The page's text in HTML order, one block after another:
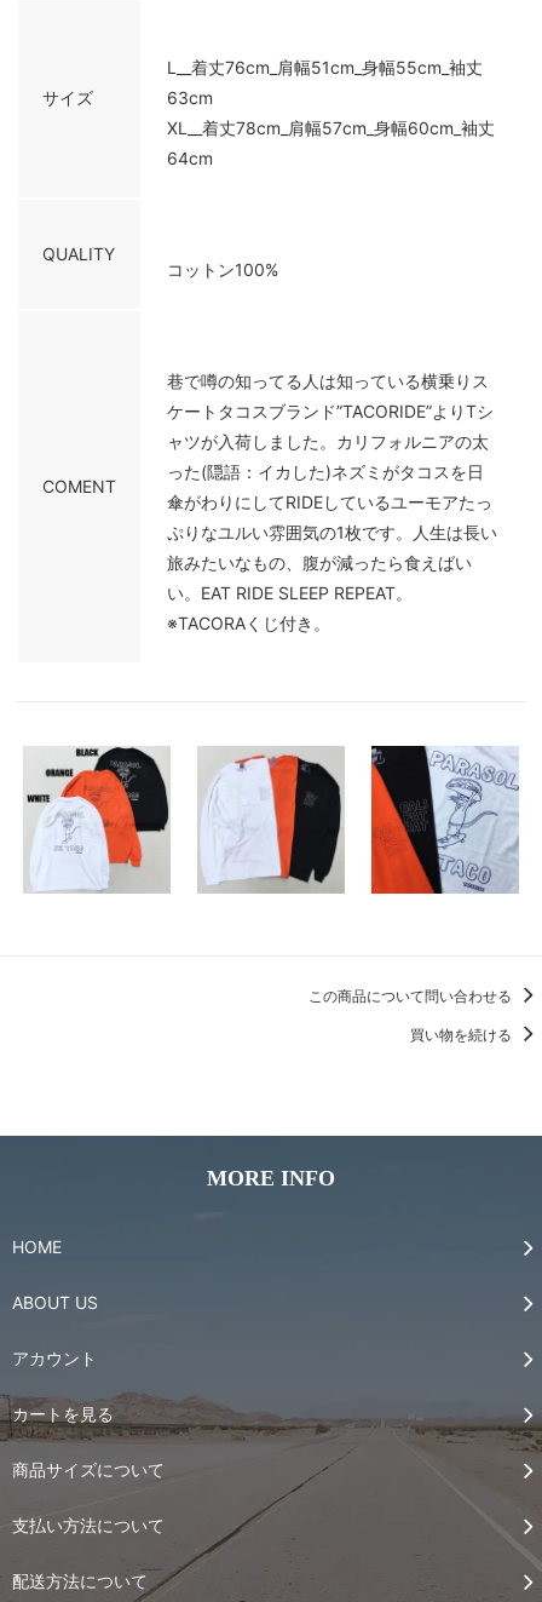
サイズ
L__着丈76cm_肩幅51cm_身幅55cm_袖丈
63cm
XL__着丈78cm_肩幅57cm_身幅60cm_袖丈
64cm
QUALITY
コットン100%
COMENT
巷で噂の知ってる人は知っている横乗りス
ケートタコスブランド”TACORIDE”よりTシ
ャツが入荷しました。カリフォルニアの太
った(隠語：イカした)ネズミがタコスを日
傘がわりにしてRIDEしているユーモアたっ
ぷりなユルい雰囲気の1枚です。人生は長い
旅みたいなもの、腹が減ったら食えばい
い。EAT RIDE SLEEP REPEAT。
※TACORAくじ付き。
この商品について問い合わせる
買い物を続ける
MORE INFO
HOME
ABOUT US
アカウント
カートを見る
商品サイズについて
支払い方法について
配送方法について